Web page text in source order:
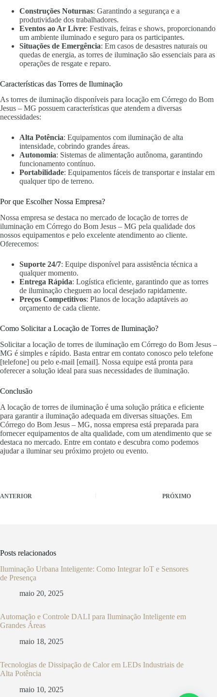
Construções Noturnas: Garantindo a segurança e a
produtividade dos trabalhadores.
Eventos ao Ar Livre: Festivais, feiras e shows, proporcionando
um ambiente iluminado e seguro para os participantes.
Situações de Emergência: Em casos de desastres naturais ou
quedas de energia, as torres de iluminação são essenciais para as
operações de resgate e reparo.
Características das Torres de Iluminação
As torres de iluminação disponíveis para locação em Córrego do Bom
Jesus – MG possuem características que atendem a diversas
necessidades:
Alta Potência: Equipamentos com iluminação de alta
intensidade, cobrindo grandes áreas.
Autonomia: Sistemas de alimentação autônoma, garantindo
funcionamento contínuo.
Portabilidade: Equipamentos fáceis de transportar e instalar em
qualquer tipo de terreno.
Por que Escolher Nossa Empresa?
Nossa empresa se destaca no mercado de locação de torres de
iluminação em Córrego do Bom Jesus – MG pela qualidade dos
nossos equipamentos e pelo excelente atendimento ao cliente.
Oferecemos:
Suporte 24/7: Equipe disponível para assistência técnica a
qualquer momento.
Entrega Rápida: Logística eficiente, garantindo que as torres
de iluminação cheguem ao local desejado rapidamente.
Preços Competitivos: Planos de locação adaptáveis ao
orçamento de cada cliente.
Como Solicitar a Locação de Torres de Iluminação?
Solicitar a locação de torres de iluminação em Córrego do Bom Jesus –
MG é simples e rápido. Basta entrar em contato conosco pelo telefone
[telefone] ou pelo e-mail [email]. Nossa equipe está pronta para
oferecer a solução ideal para suas necessidades de iluminação.
Conclusão
A locação de torres de iluminação é uma solução prática e eficiente
para garantir a iluminação adequada em diversas situações. Em
Córrego do Bom Jesus – MG, nossa empresa está preparada para
fornecer equipamentos de alta qualidade, com um atendimento que se
destaca no mercado. Entre em contato e descubra como podemos
ajudar a iluminar seu próximo projeto ou evento.
ANTERIOR PRÓXIMO
Posts relacionados
Iluminação Urbana Inteligente: Como Integrar IoT e Sensores
de Presença
maio 20, 2025
Automação e Controle DALI para Iluminação Inteligente em
Grandes Áreas
maio 18, 2025
Tecnologias de Dissipação de Calor em LEDs Industriais de
Alta Potência
maio 10, 2025